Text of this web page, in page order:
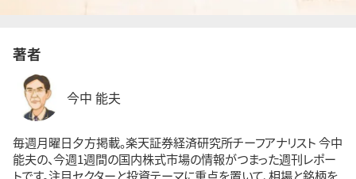
著者
今中 能夫
毎週月曜日夕方掲載。楽天証券経済研究所チーフアナリスト 今中
能夫の、今週1週間の国内株式市場の情報がつまった週刊レポー
トです。注目セクターと投資テーマに重点を置いて、相場と銘柄を